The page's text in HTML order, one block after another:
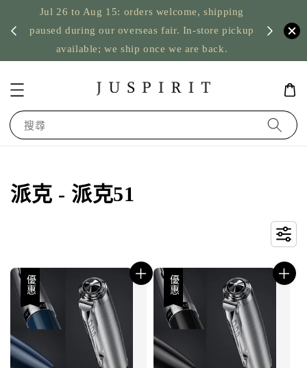
Jul 26 to Aug 15: orders welcome, shipping
paused during our overseas fair. In-store pickup
available; we ship once we are back.
US
搜尋
派克 - 派克51
優惠 優惠